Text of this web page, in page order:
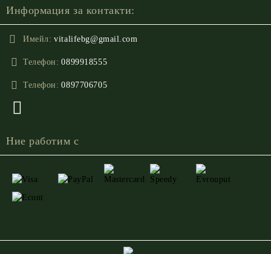
Информация за контакти:
Имейл: vitalifebg@gmail.com
Телефон: 0899918555
Телефон: 0897706705
Ние работим с